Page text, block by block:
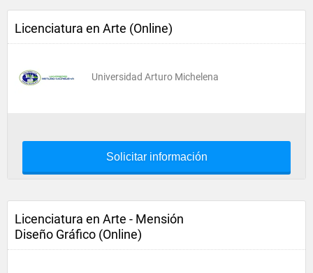
Licenciatura en Arte (Online)
Universidad Arturo Michelena
Solicitar información
Licenciatura en Arte - Mensión
Diseño Gráfico (Online)